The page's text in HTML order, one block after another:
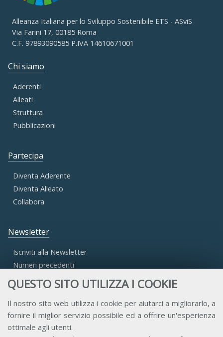
QUESTO SITO UTILIZZA I COOKIE
Il nostro sito web utilizza i cookie per aiutarci a migliorarlo, a
fornire il miglior servizio possibile ed a offrire un'esperienza
ottimale agli utenti.
Alleanza Italiana per lo Sviluppo Sostenibile ETS - ASviS
Via Farini 17, 00185 Roma
C.F. 97893090585 P.IVA 14610671001
Chi siamo
Aderenti
Alleati
Struttura
Pubblicazioni
Partecipa
Diventa Aderente
Diventa Alleato
Collabora
Newsletter
Iscriviti alla Newsletter
Numeri precedenti
Accesso Aderenti
Accesso Consulta